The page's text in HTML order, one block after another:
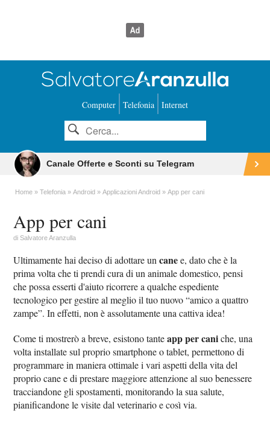
Computer Telefonia Internet
Canale Offerte e Sconti su Telegram
Home Telefonia Android Applicazioni Android App per cani
App per cani
diSalvatore Aranzulla
Ultimamente hai deciso di adottare uncanee, dato che è la
prima volta che ti prendi cura di un animale domestico, pensi
che possa esserti d'aiuto ricorrere a qualche espediente
tecnologico per gestire al meglio il tuo nuovo “amico a quattro
zampe”. In effetti, non è assolutamente una cattiva idea!
Come ti mostrerò a breve, esistono tanteapp per caniche, una
volta installate sul proprio smartphone o tablet, permettono di
programmare in maniera ottimale i vari aspetti della vita del
proprio cane e di prestare maggiore attenzione al suo benessere
tracciandone gli spostamenti, monitorando la sua salute,
pianificandone le visite dal veterinario e così via.